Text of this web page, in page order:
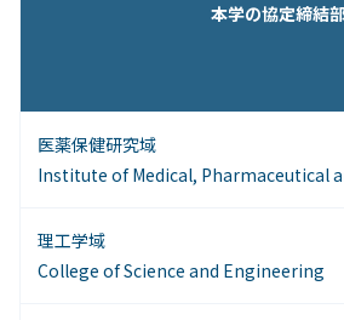
本学の協定締
医薬保健研究域
Institute of Medical, Pharmaceutical
理工学域
College of Science and Engineering